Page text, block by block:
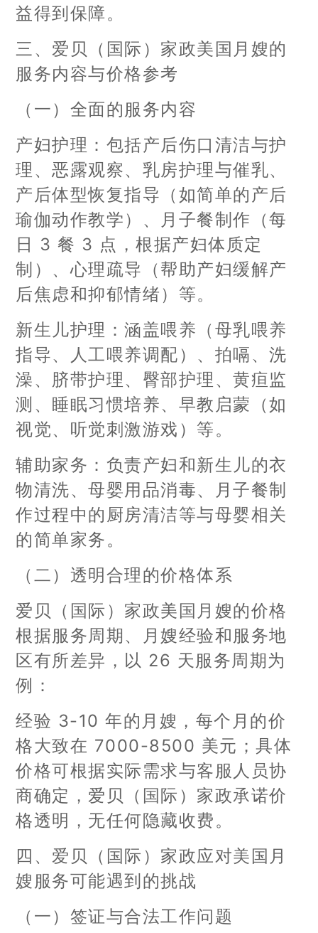
益得到保障。
三、爱贝（国际）家政美国月嫂的
服务内容与价格参考
（一）全面的服务内容
产妇护理：包括产后伤口清洁与护
理、恶露观察、乳房护理与催乳、
产后体型恢复指导（如简单的产后
瑜伽动作教学）、月子餐制作（每
日 3 餐 3 点，根据产妇体质定
制）、心理疏导（帮助产妇缓解产
后焦虑和抑郁情绪）等。
新生儿护理：涵盖喂养（母乳喂养
指导、人工喂养调配）、拍嗝、洗
澡、脐带护理、臀部护理、黄疸监
测、睡眠习惯培养、早教启蒙（如
视觉、听觉刺激游戏）等。
辅助家务：负责产妇和新生儿的衣
物清洗、母婴用品消毒、月子餐制
作过程中的厨房清洁等与母婴相关
的简单家务。
（二）透明合理的价格体系
爱贝（国际）家政美国月嫂的价格
根据服务周期、月嫂经验和服务地
区有所差异，以 26 天服务周期为
例：
经验 3-10 年的月嫂，每个月的价
格大致在 7000-8500 美元；具体
价格可根据实际需求与客服人员协
商确定，爱贝（国际）家政承诺价
格透明，无任何隐藏收费。
四、爱贝（国际）家政应对美国月
嫂服务可能遇到的挑战
（一）签证与合法工作问题